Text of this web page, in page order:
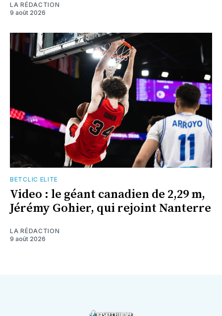
LA RÉDACTION
9 août 2026
BETCLIC ELITE
Video : le géant canadien de 2,29 m,
Jérémy Gohier, qui rejoint Nanterre
LA RÉDACTION
9 août 2026